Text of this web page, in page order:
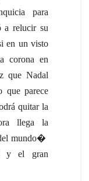
para
a relucir su
en un visto
corona en
que Nadal
que parece
quitar la
llega la
mundo�
y el gran